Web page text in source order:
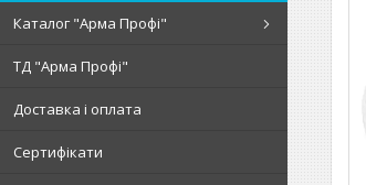
Каталог "Арма Профі"
ТД "Арма Профі"
Доставка і оплата
Сертифікати